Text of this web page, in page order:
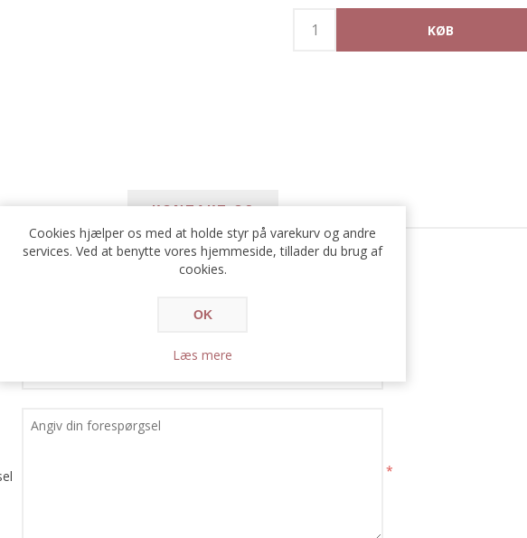
KONTAKT OS
*
Cookies hjælper os med at holde styr på varekurv og andre
services. Ved at benytte vores hjemmeside, tillader du brug af
cookies.
OK
Læs mere